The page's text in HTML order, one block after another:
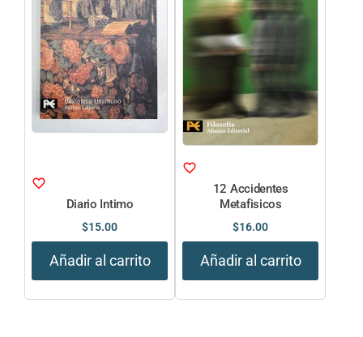
Diario Intimo
$15.00
Añadir al carrito
12 Accidentes
Metafisicos
$16.00
Añadir al carrito